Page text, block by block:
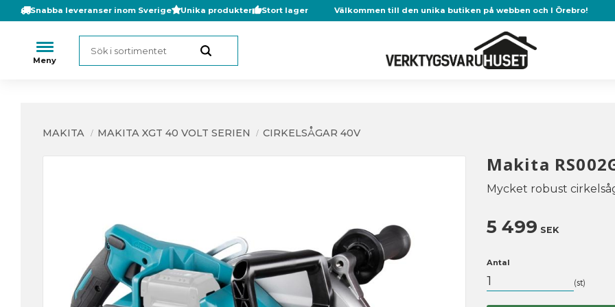
Snabba leveranser inom Sverige Unika produkter Stort lager Välkommen till den unika butiken på webben och I Örebro!
MAKITA MAKITA XGT 40 VOLT SERIEN CIRKELSÅGAR 40V
Makita
Mycket robust
5 499 SEK
Antal
st